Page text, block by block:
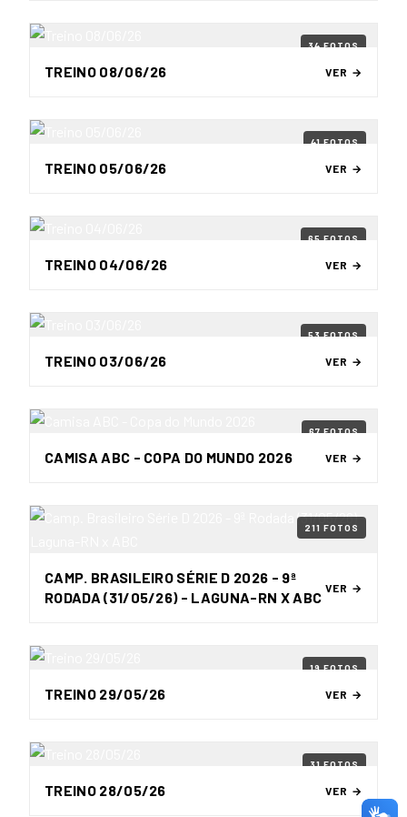
34 FOTOS
TREINO 08/06/26 VER →
41 FOTOS
TREINO 05/06/26 VER →
65 FOTOS
TREINO 04/06/26 VER →
53 FOTOS
TREINO 03/06/26 VER →
67 FOTOS
CAMISA ABC - COPA DO MUNDO 2026 VER →
211 FOTOS
CAMP. BRASILEIRO SÉRIE D 2026 - 9ª
RODADA (31/05/26) - LAGUNA-RN X ABC
VER →
19 FOTOS
TREINO 29/05/26 VER →
31 FOTOS
TREINO 28/05/26 VER →